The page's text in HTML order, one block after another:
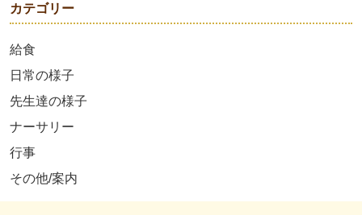
カテゴリー
給食
日常の様子
先生達の様子
ナーサリー
行事
その他/案内